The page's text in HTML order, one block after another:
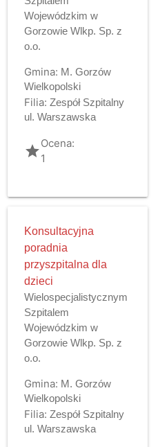
Wojewódzkim w
Gorzowie Wlkp. Sp. z
o.o.
Gmina: M. Gorzów
Wielkopolski
Filia: Zespół Szpitalny
ul. Warszawska
gradeOcena:
1
Konsultacyjna
poradnia
przyszpitalna dla
dzieci
Wielospecjalistycznym
Szpitalem
Wojewódzkim w
Gorzowie Wlkp. Sp. z
o.o.
Gmina: M. Gorzów
Wielkopolski
Filia: Zespół Szpitalny
ul. Warszawska